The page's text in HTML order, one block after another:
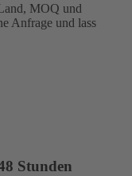
MOQ und
Anfrage und lass
Stunden